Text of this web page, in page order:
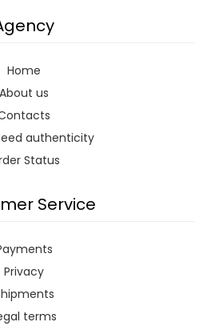
Home
About us
authenticity
Status
Service
Privacy
terms